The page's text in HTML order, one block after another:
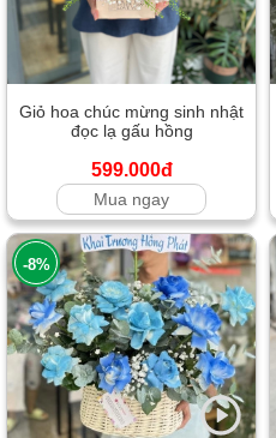
Giỏ hoa chúc mừng sinh nhật
đọc lạ gấu hồng
599.000đ
Mua ngay
-8%